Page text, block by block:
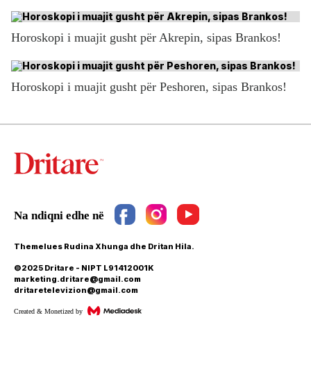
Horoskopi i muajit gusht për Akrepin, sipas Brankos!
Horoskopi i muajit gusht për Peshoren, sipas Brankos!
Themelues Rudina Xhunga dhe Dritan Hila.
©2025 Dritare - NIPT L91412001K
marketing.dritare@gmail.com
dritaretelevizion@gmail.com
Created & Monetized by